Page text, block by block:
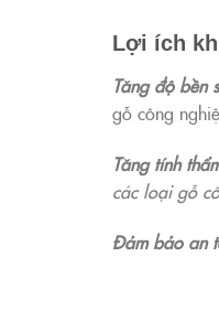
Lợi ích
Tăng độ bền
gỗ công
Tăng tính
các loại gỗ
Đảm bảo an